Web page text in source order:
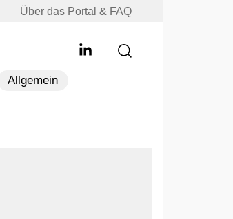
Über das Portal & FAQ
Allgemein